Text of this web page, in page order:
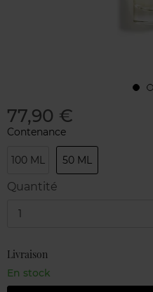
77,90 €
Contenance
100 ML 50 ML
Quantité
1
Livraison
En stock